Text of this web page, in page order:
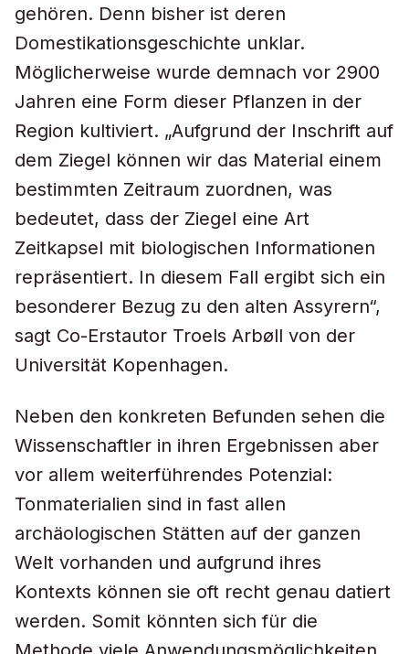
gehören. Denn bisher ist deren
Domestikationsgeschichte unklar.
Möglicherweise wurde demnach vor 2900
Jahren eine Form dieser Pflanzen in der
Region kultiviert. „Aufgrund der Inschrift auf
dem Ziegel können wir das Material einem
bestimmten Zeitraum zuordnen, was
bedeutet, dass der Ziegel eine Art
Zeitkapsel mit biologischen Informationen
repräsentiert. In diesem Fall ergibt sich ein
besonderer Bezug zu den alten Assyrern“,
sagt Co-Erstautor Troels Arbøll von der
Universität Kopenhagen.
Neben den konkreten Befunden sehen die
Wissenschaftler in ihren Ergebnissen aber
vor allem weiterführendes Potenzial:
Tonmaterialien sind in fast allen
archäologischen Stätten auf der ganzen
Welt vorhanden und aufgrund ihres
Kontexts können sie oft recht genau datiert
werden. Somit könnten sich für die